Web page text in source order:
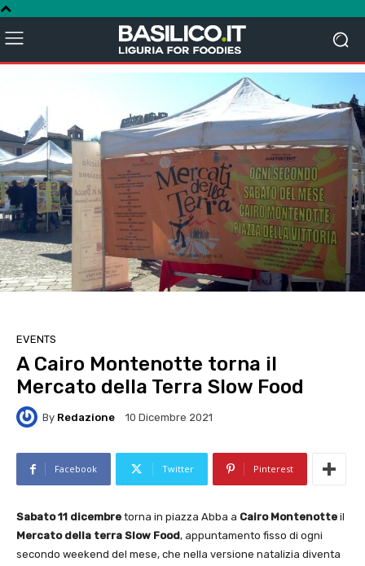
EVENTS
A Cairo Montenotte torna il
Mercato della Terra Slow Food
By Redazione 10 Dicembre 2021
Facebook Twitter Pinterest
Sabato 11 dicembre torna in piazza Abba a Cairo Montenotte il
Mercato della terra Slow Food, appuntamento fisso di ogni
secondo weekend del mese, che nella versione natalizia diventa